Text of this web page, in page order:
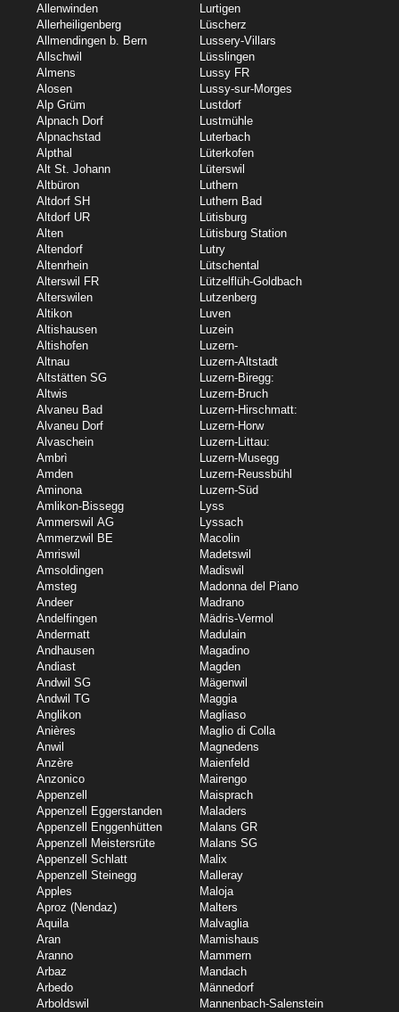
Allenwinden
Allerheiligenberg
Allmendingen b. Bern
Allschwil
Almens
Alosen
Alp Grüm
Alpnach Dorf
Alpnachstad
Alpthal
Alt St. Johann
Altbüron
Altdorf SH
Altdorf UR
Alten
Altendorf
Altenrhein
Alterswil FR
Alterswilen
Altikon
Altishausen
Altishofen
Altnau
Altstätten SG
Altwis
Alvaneu Bad
Alvaneu Dorf
Alvaschein
Ambrì
Amden
Aminona
Amlikon-Bissegg
Ammerswil AG
Ammerzwil BE
Amriswil
Amsoldingen
Amsteg
Andeer
Andelfingen
Andermatt
Andhausen
Andiast
Andwil SG
Andwil TG
Anglikon
Anières
Anwil
Anzère
Anzonico
Appenzell
Appenzell Eggerstanden
Appenzell Enggenhütten
Appenzell Meistersrüte
Appenzell Schlatt
Appenzell Steinegg
Apples
Aproz (Nendaz)
Aquila
Aran
Aranno
Arbaz
Arbedo
Arboldswil
Lurtigen
Lüscherz
Lussery-Villars
Lüsslingen
Lussy FR
Lussy-sur-Morges
Lustdorf
Lustmühle
Luterbach
Lüterkofen
Lüterswil
Luthern
Luthern Bad
Lütisburg
Lütisburg Station
Lutry
Lütschental
Lützelflüh-Goldbach
Lutzenberg
Luven
Luzein
Luzern-
Luzern-Altstadt
Luzern-Biregg:
Luzern-Bruch
Luzern-Hirschmatt:
Luzern-Horw
Luzern-Littau:
Luzern-Musegg
Luzern-Reussbühl
Luzern-Süd
Lyss
Lyssach
Macolin
Madetswil
Madiswil
Madonna del Piano
Madrano
Mädris-Vermol
Madulain
Magadino
Magden
Mägenwil
Maggia
Magliaso
Maglio di Colla
Magnedens
Maienfeld
Mairengo
Maisprach
Maladers
Malans GR
Malans SG
Malix
Malleray
Maloja
Malters
Malvaglia
Mamishaus
Mammern
Mandach
Männedorf
Mannenbach-Salenstein